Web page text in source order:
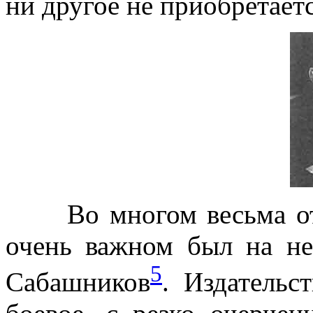
Во многом весьма
очень важном был на
Сабашников5.